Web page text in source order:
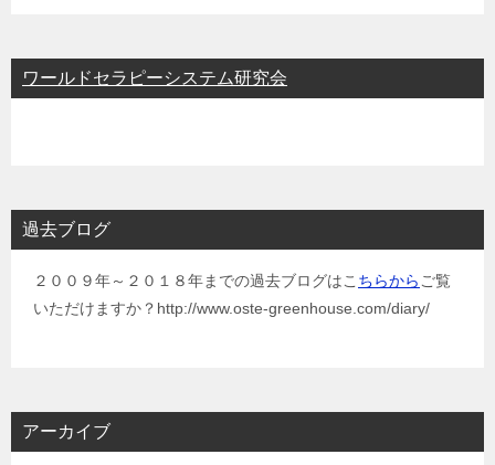
ワールドセラピーシステム研究会
過去ブログ
２００９年～２０１８年までの過去ブログはこ ちらから ご覧
いただけますか？http://www.oste-greenhouse.com/diary/
アーカイブ